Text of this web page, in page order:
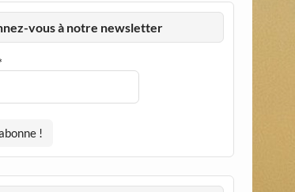
vous à notre newsletter